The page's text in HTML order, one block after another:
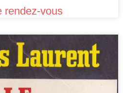
rendez-vous